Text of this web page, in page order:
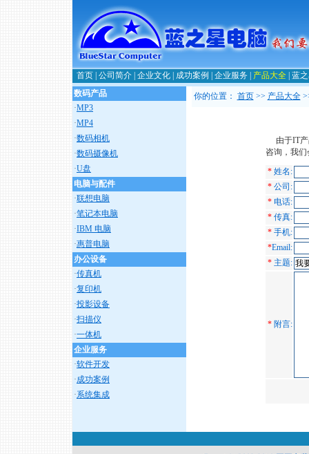
首页 公司简介 企业文化 成功案例 企业服务 产品大全 蓝
数码产品
·MP3
·MP4
·数码相机
·数码摄像机
·U盘
电脑与配件
·联想电脑
·笔记本电脑
·IBM 电脑
·惠普电脑
办公设备
·传真机
·复印机
·投影设备
·扫描仪
·一体机
企业服务
·软件开发
·成功案例
·系统集成
你的位置： 首页>> 产品大全
由于IT产
咨询，我
* 姓名:
* 公司:
* 电话:
* 传真:
* 手机:
*Email:
* 主题:
* 附言: